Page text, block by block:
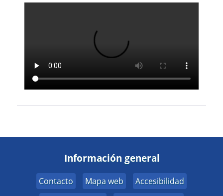
Información general
Contacto Mapa web
Accesibilidad